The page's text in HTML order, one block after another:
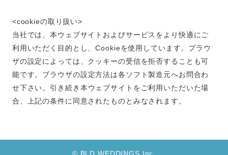
<cookieの取り扱い>
当社では、本ウェブサイトおよびサービスをより快適にご
利用いただく目的とし、Cookieを使用しています。 ブラウ
ザの設定によっては、クッキーの受信を拒否することも可
能です。 ブラウザの設定方法は各ソフト製造元へお問合わ
せ下さい。 引き続き本ウェブサイトをご利用いただいた場
合、上記の条件に同意されたものとみなされます。